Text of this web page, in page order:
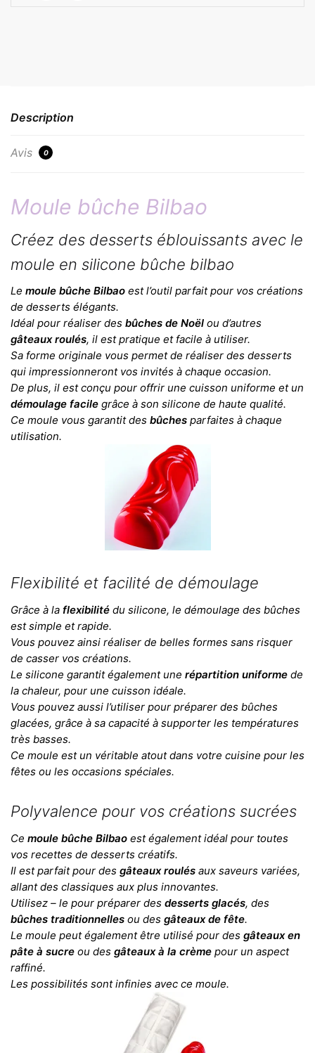
Description
Avis 0
Moule bûche Bilbao
Créez des desserts éblouissants avec le
moule en silicone bûche bilbao
Le moule bûche Bilbao est l’outil parfait pour vos créations
de desserts élégants.
Idéal pour réaliser des bûches de Noël ou d’autres
gâteaux roulés, il est pratique et facile à utiliser.
Sa forme originale vous permet de réaliser des desserts
qui impressionneront vos invités à chaque occasion.
De plus, il est conçu pour offrir une cuisson uniforme et un
démoulage facile grâce à son silicone de haute qualité.
Ce moule vous garantit des bûches parfaites à chaque
utilisation.
Flexibilité et facilité de démoulage
Grâce à la flexibilité du silicone, le démoulage des bûches
est simple et rapide.
Vous pouvez ainsi réaliser de belles formes sans risquer
de casser vos créations.
Le silicone garantit également une répartition uniforme de
la chaleur, pour une cuisson idéale.
Vous pouvez aussi l’utiliser pour préparer des bûches
glacées, grâce à sa capacité à supporter les températures
très basses.
Ce moule est un véritable atout dans votre cuisine pour les
fêtes ou les occasions spéciales.
Polyvalence pour vos créations sucrées
Ce moule bûche Bilbao est également idéal pour toutes
vos recettes de desserts créatifs.
Il est parfait pour des gâteaux roulés aux saveurs variées,
allant des classiques aux plus innovantes.
Utilisez – le pour préparer des desserts glacés, des
bûches traditionnelles ou des gâteaux de fête.
Le moule peut également être utilisé pour des gâteaux en
pâte à sucre ou des gâteaux à la crème pour un aspect
raffiné.
Les possibilités sont infinies avec ce moule.